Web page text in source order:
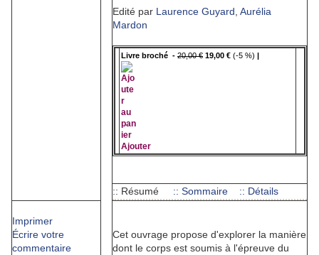
Edité par Laurence Guyard Aurélia
Mardon
Livre broché - 20,00 € 19,00 € (-5 %) |
Ajouter
:: Résumé :: Sommaire :: Détails
Imprimer
Écrire votre
commentaire
Cet ouvrage propose d'explorer la manière
dont le corps est soumis à l'épreuve du